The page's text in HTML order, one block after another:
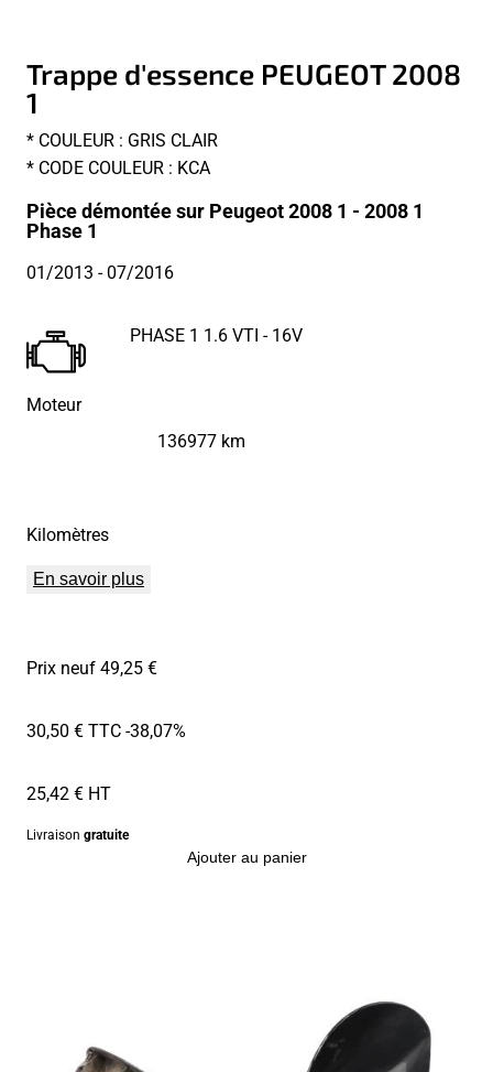
Trappe d'essence PEUGEOT 2008
1
* COULEUR : GRIS CLAIR
* CODE COULEUR : KCA
Pièce démontée sur Peugeot 2008 1 - 2008 1
Phase 1
01/2013 - 07/2016
Moteur
PHASE 1 1.6 VTI - 16V
Kilomètres
136977 km
En savoir plus
Prix neuf 49,25 €
30,50 € TTC-38,07%
25,42 € HT
Livraison gratuite
Ajouter au panier